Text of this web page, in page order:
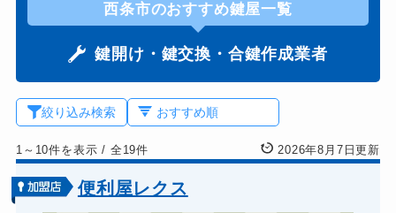
西条市のおすすめ鍵屋一覧
鍵開け・鍵交換・合鍵作成業者
絞り込み検索
1～10件を表示/ 全19件 2026年8月7日更新
便利屋レクス